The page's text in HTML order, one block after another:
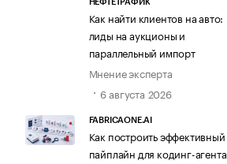
НЕФТЕТРАФИК
Как найти клиентов на авто:
лиды на аукционы и
параллельный импорт
Мнение эксперта
6 августа 2026
FABRICAONE.AI
Как построить эффективный
пайплайн для кодинг-агента